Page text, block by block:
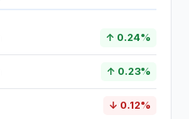
↑ 0.24%
↑ 0.23%
↓ 0.12%